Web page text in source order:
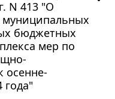
N 413 "О
бюджетных
мер по
осенне-
года"